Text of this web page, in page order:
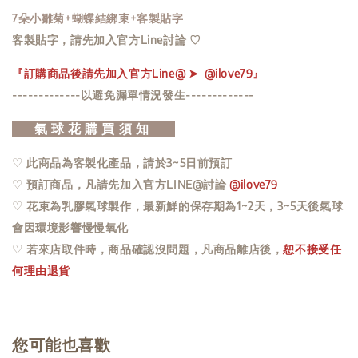
7朵小雛菊+蝴蝶結綁束+客製貼字
客製貼字，請先加入官方Line討論 ♡
『訂購商品後請先加入官方Line@ ➤ @ilove79』
-------------以避免漏單情況發生-------------
氣 球 花 購 買 須 知
♡ 此商品為客製化產品，請於3~5日前預訂
♡預訂商品，凡請先加入官方LINE@討論@ilove79
♡花束為乳膠氣球製作，最新鮮的保存期為1~2天，3~5天後氣球
會因環境影響慢慢氧化
♡若來店取件時，商品確認沒問題， 凡商品離店後，恕不接受任
何理由退貨
您可能也喜歡